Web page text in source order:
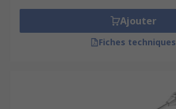
Ajouter
Fiches techniques